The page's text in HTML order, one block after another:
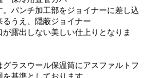
。パンチ加工部をジョイナーに差し込
うえ、隠蔽ジョイナー
露出しない美しい仕上りとなりま
スウール保温筒にアスファルトフ
基準としております。